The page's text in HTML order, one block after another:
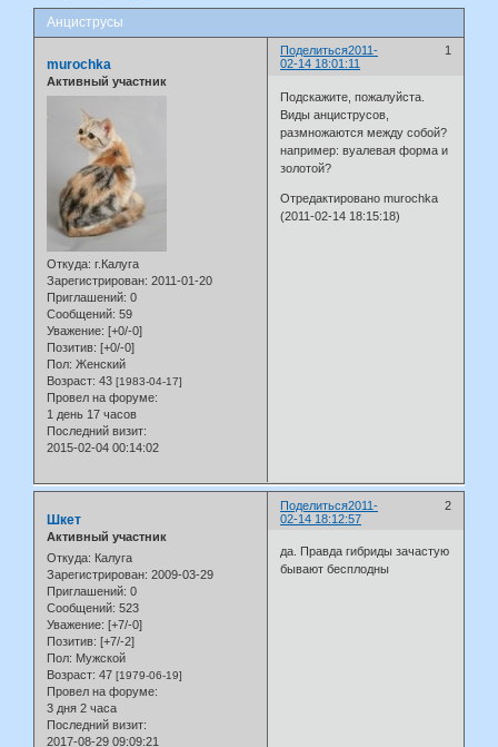
Анциструсы
Поделиться 1
2011-
02-14 18:01:11
murochka
Активный участник
Откуда: г.Калуга
Зарегистрирован: 2011-01-20
Приглашений: 0
Сообщений: 59
Уважение: [+0/-0]
Позитив: [+0/-0]
Пол: Женский
Возраст: 43 [1983-04-17]
Провел на форуме:
1 день 17 часов
Последний визит:
2015-02-04 00:14:02
Подскажите, пожалуйста.
Виды анциструсов,
размножаются между собой?
например: вуалевая форма и
золотой?
Отредактировано murochka
(2011-02-14 18:15:18)
Поделиться 2
2011-
02-14 18:12:57
Шкет
Активный участник
Откуда: Калуга
Зарегистрирован: 2009-03-29
Приглашений: 0
Сообщений: 523
Уважение: [+7/-0]
Позитив: [+7/-2]
Пол: Мужской
Возраст: 47 [1979-06-19]
Провел на форуме:
3 дня 2 часа
Последний визит:
2017-08-29 09:09:21
да. Правда гибриды зачастую
бывают бесплодны